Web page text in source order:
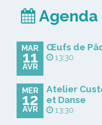
Agenda
MAR
11
AVR
Œufs de
13:30
MER
12
AVR
Atelier
et Danse
13:30